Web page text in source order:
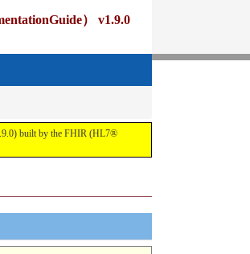
） v1.9.0
built by the FHIR (HL7®